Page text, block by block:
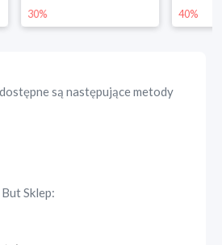
30% 40%
dostępne są następujące metody
But Sklep: